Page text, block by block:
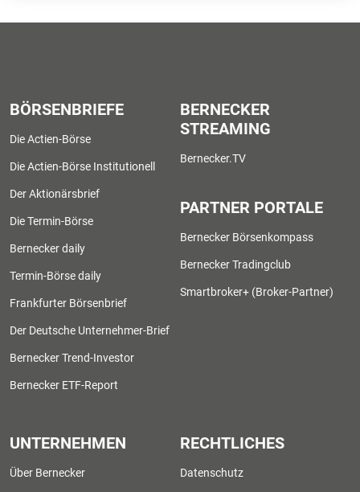
BÖRSENBRIEFE
Die Actien-Börse
Die Actien-Börse Institutionell
Der Aktionärsbrief
Die Termin-Börse
Bernecker daily
Termin-Börse daily
Frankfurter Börsenbrief
Der Deutsche Unternehmer-Brief
Bernecker Trend-Investor
Bernecker ETF-Report
BERNECKER
STREAMING
Bernecker.TV
PARTNER PORTALE
Bernecker Börsenkompass
Bernecker Tradingclub
Smartbroker+ (Broker-Partner)
UNTERNEHMEN
Über Bernecker
RECHTLICHES
Datenschutz